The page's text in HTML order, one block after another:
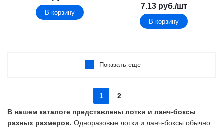
В корзину
7.13руб./шт
В корзину
Показать еще
1
2
В нашем каталоге представлены лотки и ланч-боксы
разных размеров. Одноразовые лотки и ланч-боксы обычно